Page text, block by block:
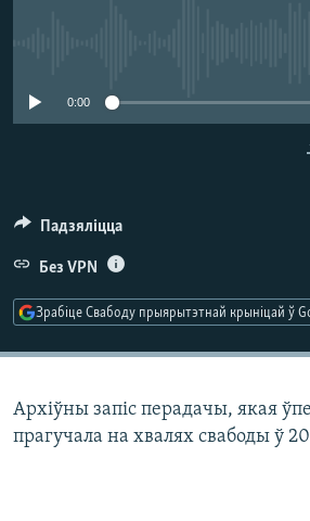
0:00
Падзяліцца
Без VPN
Зрабіце Свабоду прыярытэтнай крыніцай ў
Архіўны запіс перадачы, якая
прагучала на хвалях свабоды ў